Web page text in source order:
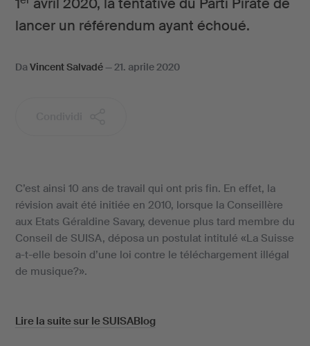
lancer un référendum ayant échoué.
DaVincent Salvadé—21. aprile 2020
C’est ainsi 10 ans de travail qui ont pris fin. En effet, la
révision avait été initiée en 2010, lorsque la Conseillère
aux Etats Géraldine Savary, devenue plus tard membre du
Conseil de SUISA, déposa un postulat intitulé «La Suisse
a-t-elle besoin d’une loi contre le téléchargement illégal
de musique?».
Lire la suite sur le SUISABlog